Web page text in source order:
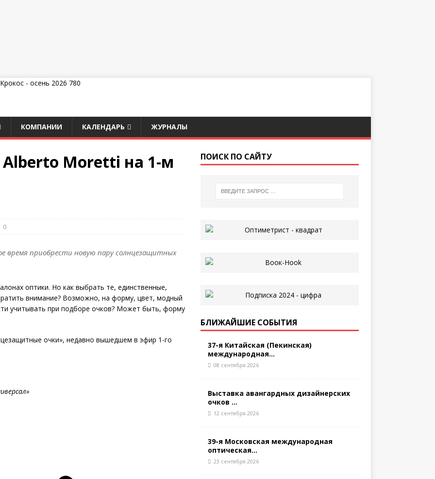
КОМПАНИИ КАЛЕНДАРЬ ЖУРНАЛЫ
Moretti на 1-м
0
время приобрести новую пару солнцезащитных
оптики. Но как выбрать те, единственные,
внимание? Возможно, на форму, цвет, модный
учитывать при подборе очков? Может быть, форму
очки», недавно вышедшем в эфир 1-го
ПОИСК ПО САЙТУ
БЛИЖАЙШИЕ СОБЫТИЯ
37-я Китайская (Пекинская)
международная...
08 сентября 2026
Выставка авангардных дизайнерских
очков ...
12 сентября 2026
39-я Московская международная
оптическая...
23 сентября 2026